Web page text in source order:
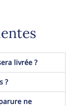
livrée ?
?
ne